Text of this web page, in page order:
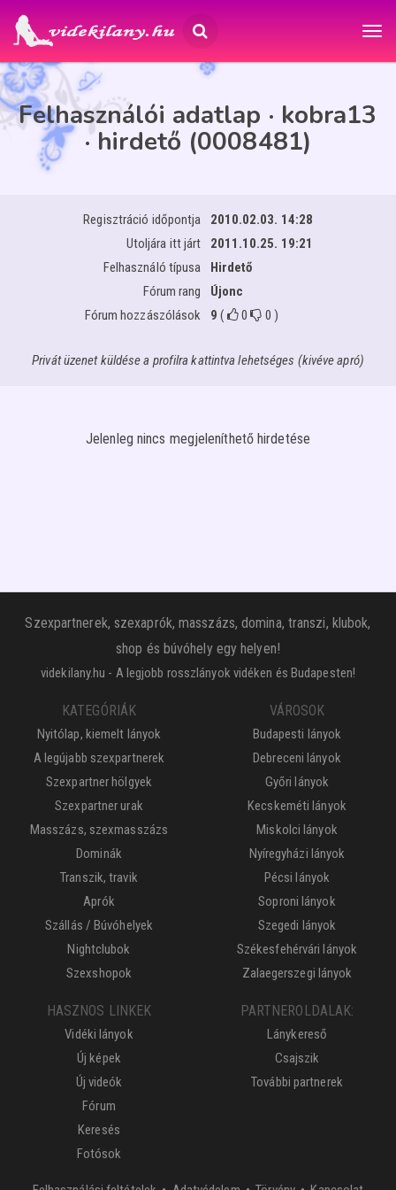
Felhasználói adatlap · kobra13
· hirdető (0008481)
Regisztráció időpontja
2010.02.03. 14:28
Utoljára itt járt
2011.10.25. 19:21
Felhasználó típusa
Hirdető
Fórum rang
Újonc
Fórum hozzászólások
9 ( 0 0 )
Privát üzenet küldése a profilra kattintva lehetséges (kivéve apró)
Jelenleg nincs megjeleníthető hirdetése
Szexpartnerek, szexaprók, masszázs, domina, transzi, klubok,
shop és búvóhely egy helyen!
videkilany.hu - A legjobb rosszlányok vidéken és Budapesten!
KATEGÓRIÁK
Nyitólap, kiemelt lányok
A legújabb szexpartnerek
Szexpartner hölgyek
Szexpartner urak
Masszázs, szexmasszázs
Dominák
Transzik, travik
Aprók
Szállás / Búvóhelyek
Nightclubok
Szexshopok
VÁROSOK
Budapesti lányok
Debreceni lányok
Győri lányok
Kecskeméti lányok
Miskolci lányok
Nyíregyházi lányok
Pécsi lányok
Soproni lányok
Szegedi lányok
Székesfehérvári lányok
Zalaegerszegi lányok
HASZNOS LINKEK
Vidéki lányok
Új képek
Új videók
Fórum
Keresés
Fotósok
PARTNEROLDALAK:
Lánykereső
Csajszik
További partnerek